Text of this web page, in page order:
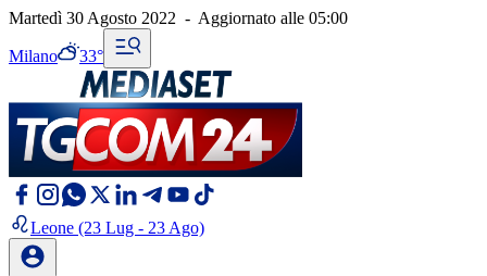
Martedì 30 Agosto 2022 - Aggiornato alle 05:00
Milano 33°
Leone (23 Lug - 23 Ago)